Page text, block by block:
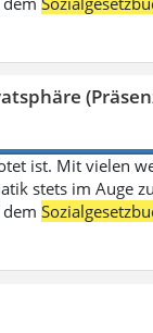
ist. Mit vielen
stets im
dem